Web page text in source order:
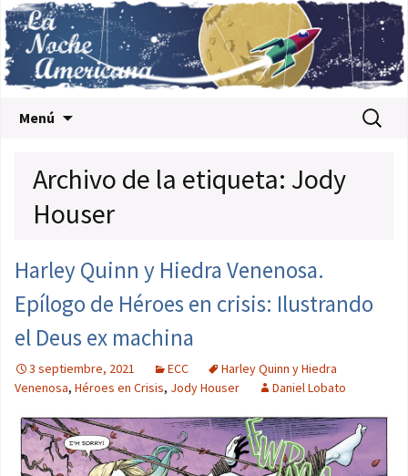
Menú Buscar:
Archivo de la etiqueta: Jody
Houser
Harley Quinn y Hiedra Venenosa.
Epílogo de Héroes en crisis: Ilustrando
el Deus ex machina
3 septiembre, 2021 ECC
Harley Quinn y Hiedra
Venenosa, Héroes en Crisis, Jody Houser Daniel Lobato